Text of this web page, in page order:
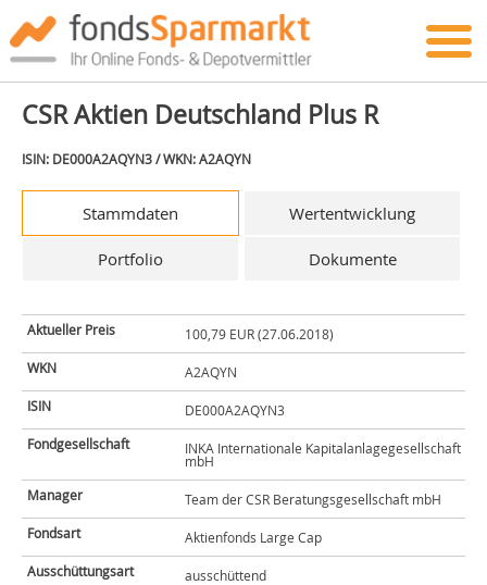
CSR Aktien Deutschland Plus R
ISIN: DE000A2AQYN3 / WKN: A2AQYN
Stammdaten Wertentwicklung
Portfolio Dokumente
Aktueller Preis
100,79 EUR (27.06.2018)
WKN
A2AQYN
ISIN
DE000A2AQYN3
Fondgesellschaft
INKA Internationale Kapitalanlagegesellschaft
mbH
Manager
Team der CSR Beratungsgesellschaft mbH
Fondsart
Aktienfonds Large Cap
Ausschüttungsart
ausschüttend